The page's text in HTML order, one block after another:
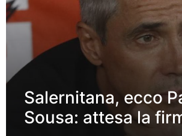
Salernitana, ecco
Sousa: attesa la